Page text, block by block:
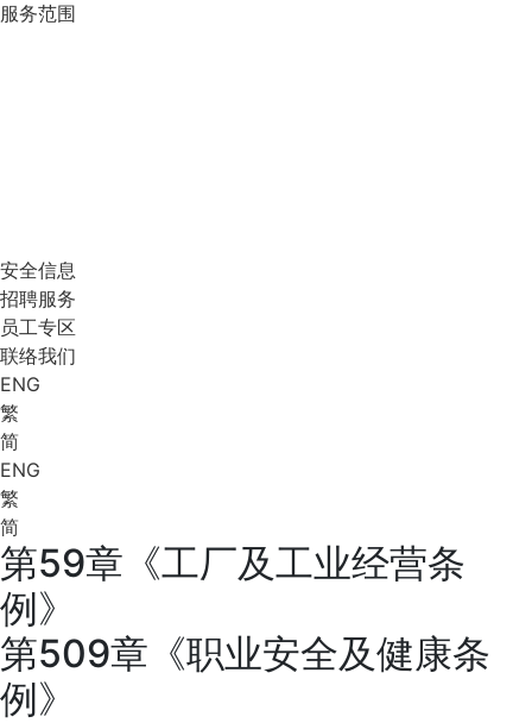
服务范围
安全信息
招聘服务
员工专区
联络我们
ENG
繁
简
ENG
繁
简
第59章《工厂及工业经营条
例》
第509章《职业安全及健康条
例》